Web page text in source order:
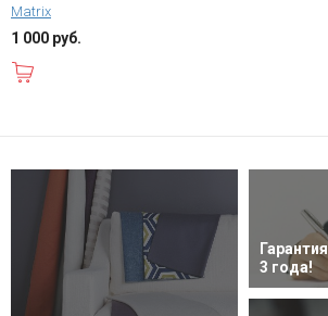
Matrix
1 000 руб.
Гарантия
3 года!